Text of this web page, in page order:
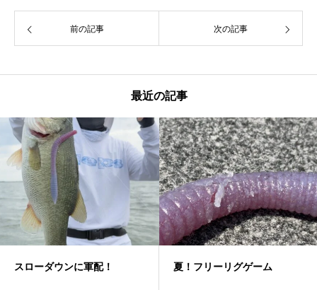
前の記事 次の記事
最近の記事
スローダウンに軍配！ 夏！フリーリグゲーム